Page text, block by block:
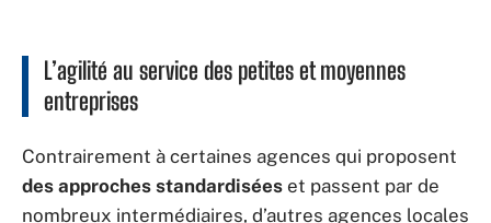
L’agilité au service des petites et moyennes
entreprises
Contrairement à certaines agences qui proposent
des approches standardisées et passent par de
nombreux intermédiaires, d’autres agences locales